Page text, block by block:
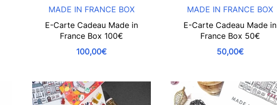
MADE IN FRANCE BOX
E-Carte Cadeau Made in
France Box 100€
100,00€
MADE IN FRANCE BOX
E-Carte Cadeau Made in
France Box 50€
50,00€